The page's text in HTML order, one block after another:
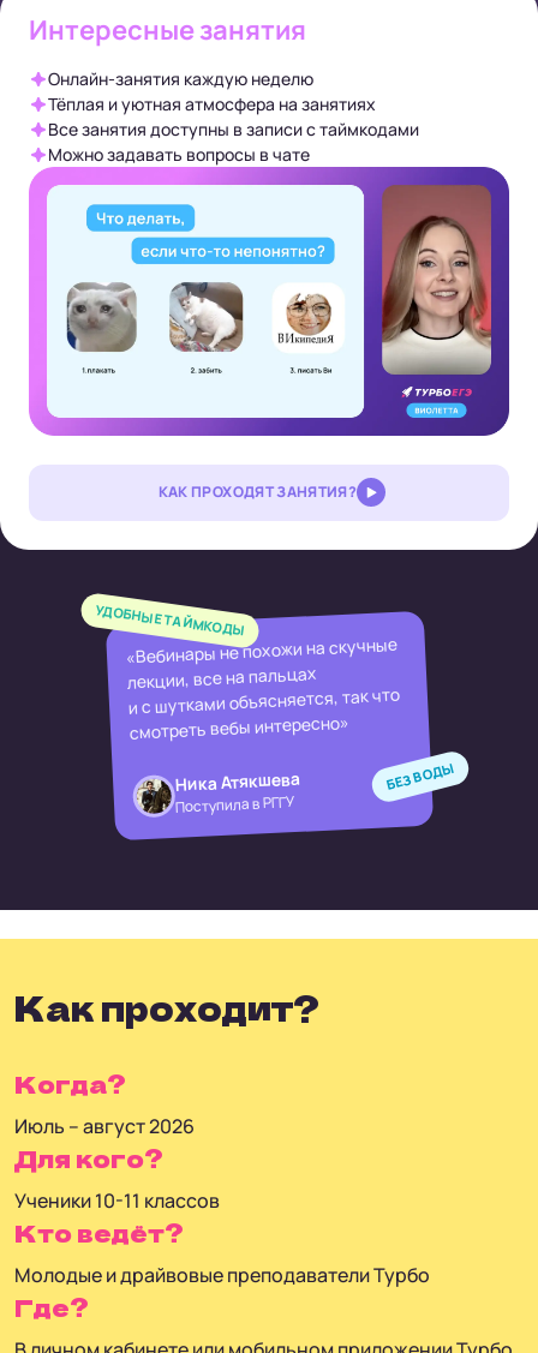
Интересные занятия
Онлайн-занятия каждую неделю
Тёплая и уютная атмосфера на занятиях
Все занятия доступны в записи с таймкодами
Можно задавать вопросы в чате
«Вебинары не похожи на скучные
лекции, все на пальцах
и с шутками объясняется, так что
смотреть вебы интересно»
Ника Атякшева
Поступила в РГГУ
УДОБНЫЕ ТАЙМКОДЫ
БЕЗ ВОДЫ
КАК ПРОХОДЯТ ЗАНЯТИЯ?
Как проходит?
Когда?
Июль – август 2026
Для кого?
Ученики 10-11 классов
Кто ведёт?
Молодые и драйвовые преподаватели Турбо
Где?